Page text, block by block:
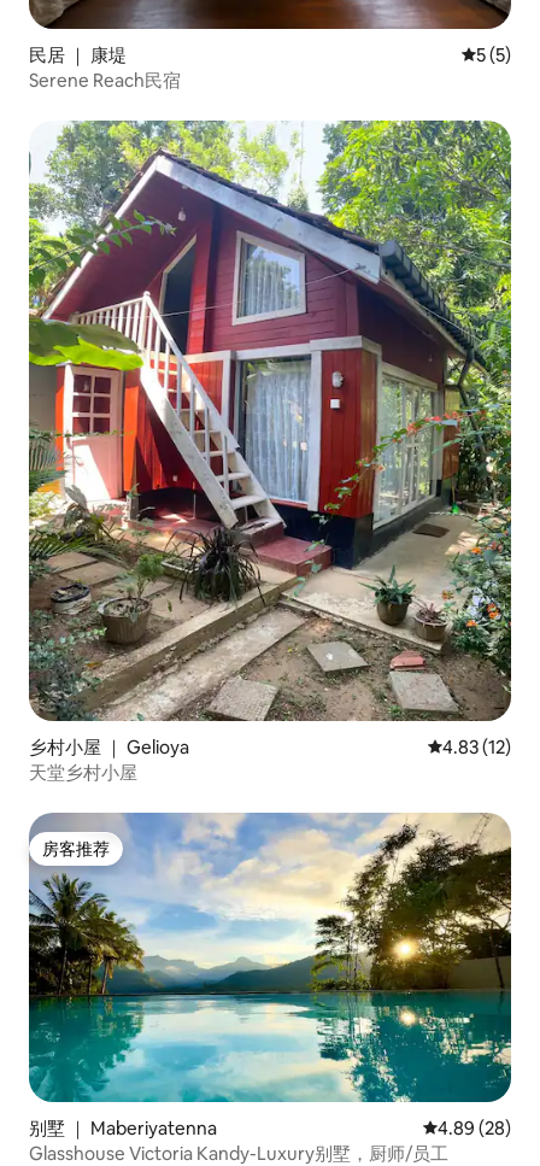
民居 ｜ 康堤 平均评分
5 (5)
Serene Reach民宿
乡村小屋 ｜ Gelioya 平均评分
4.83 (12)
天堂乡村小屋
房客推荐
房客推荐
别墅 ｜ Maberiyatenna 平均评分 4.89
4.89 (28)
Glasshouse Victoria Kandy-Luxury别墅，厨师/员工